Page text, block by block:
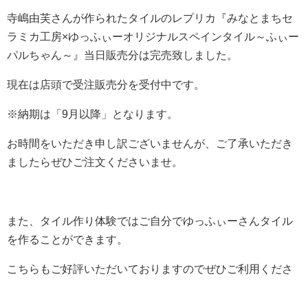
寺嶋由芙さんが作られたタイルのレプリカ『みなとまちセ
ラミカ工房×ゆっふぃーオリジナルスペインタイル～ふぃー
パルちゃん～』当日販売分は完売致しました。
現在は店頭で受注販売分を受付中です。
※納期は「9月以降」となります。
お時間をいただき申し訳ございませんが、ご了承いただき
ましたらぜひご注文くださいませ。
また、タイル作り体験ではご自分でゆっふぃーさんタイル
を作ることができます。
こちらもご好評いただいておりますのでぜひご利用くださ